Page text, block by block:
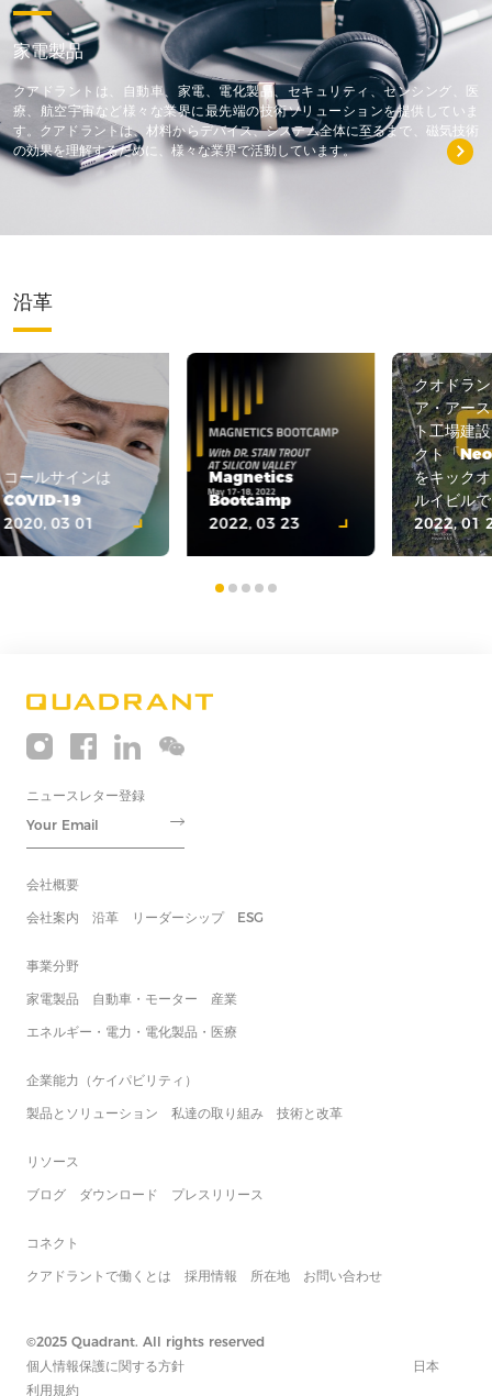
家電製品
クアドラントは、自動車、家電、電化製品、セキュリティ、センシング、医
療、航空宇宙など様々な業界に最先端の技術ソリューションを提供していま
す。クアドラントは、材料からデバイス、システム全体に至るまで、磁気技術
の効果を理解するために、様々な業界で活動しています。
沿革
コールサインは
COVID-19
2020, 03 01
Magnetics
Bootcamp
2022, 03 23
クオドラ
ア・アー
ト工場建
クト「
をキック
ルイビルで
2022, 01
ニュースレター登録
会社概要
会社案内
沿革 リーダーシップ ESG
事業分野
家電製品
自動車・モーター
産業
エネルギー・電力・電化製品・医療
企業能力（ケイパビリティ）
製品とソリューション
私達の取り組み 技術と改革
リソース
ブログ
ダウンロード プレスリリース
コネクト
クアドラントで働くとは
採用情報 所在地 お問い合わせ
©2025 Quadrant. All rights reserved
個人情報保護に関する方針
利用規約
日本